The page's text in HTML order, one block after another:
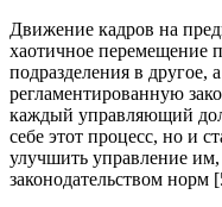
Движение кадров на
хаотичное перемещение
подразделения в другое,
регламентированную
каждый управляющий
себе этот процесс, но и
улучшить управление
законодательством норм